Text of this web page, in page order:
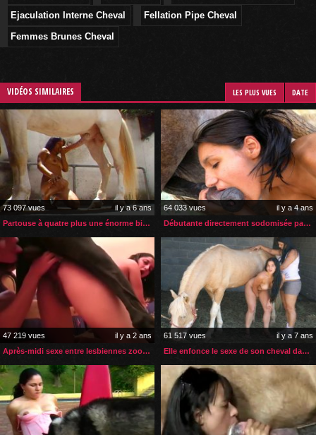
Ejaculation Interne Cheval
Fellation Pipe Cheval
Femmes Brunes Cheval
VIDÉOS SIMILAIRES LES PLUS VUES DATE
73 097 vues
il y a 6 ans
Partouse à quatre plus une énorme bite de cheval pour ces dames
64 033 vues
il y a 4 ans
Débutante directement sodomisée par son cheval
47 219 vues
il y a 2 ans
Après-midi sexe entre lesbiennes zoophiles et leur chien
61 517 vues
il y a 7 ans
Elle enfonce le sexe de son cheval dans la cul de sa belle-sœur